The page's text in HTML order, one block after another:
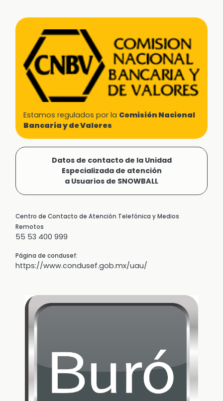
Estamos regulados por la Comisión Nacional
Bancaria y de Valores
Datos de contacto de la Unidad
Especializada de atención
a Usuarios de SNOWBALL
Centro de Contacto de Atención Telefónica y Medios
Remotos
55 53 400 999
Página de condusef:
https://www.condusef.gob.mx/uau/